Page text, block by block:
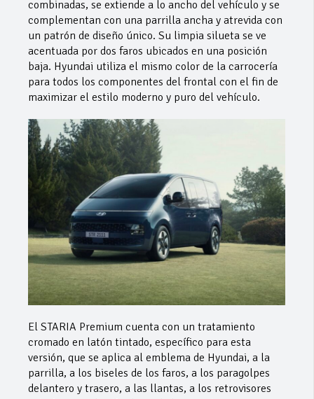
combinadas, se extiende a lo ancho del vehículo y se
complementan con una parrilla ancha y atrevida con
un patrón de diseño único. Su limpia silueta se ve
acentuada por dos faros ubicados en una posición
baja. Hyundai utiliza el mismo color de la carrocería
para todos los componentes del frontal con el fin de
maximizar el estilo moderno y puro del vehículo.
El STARIA Premium cuenta con un tratamiento
cromado en latón tintado, específico para esta
versión, que se aplica al emblema de Hyundai, a la
parrilla, a los biseles de los faros, a los paragolpes
delantero y trasero, a las llantas, a los retrovisores